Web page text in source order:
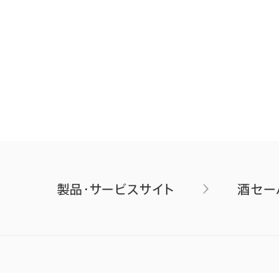
製品・サービスサイト 酒セー